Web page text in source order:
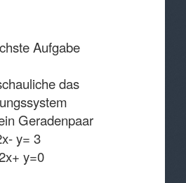
Aufgabe
das
Geradenpaar
y= 3
y=0